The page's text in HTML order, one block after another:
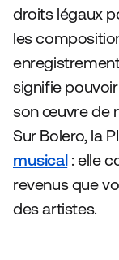
droits légaux
les
signifie
son œuvre de
Sur Bolero, la
musical: elle
revenus que
des artistes.